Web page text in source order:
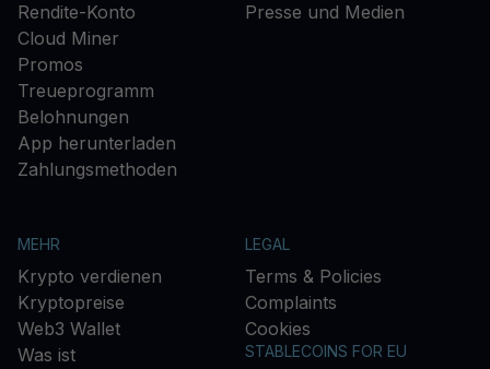
Rendite-Konto
Cloud Miner
Promos
Treueprogramm
Belohnungen
App herunterladen
Zahlungsmethoden
Presse und Medien
MEHR
Krypto verdienen
Kryptopreise
Web3 Wallet
Was ist
LEGAL
Terms & Policies
Complaints
Cookies
STABLECOINS FOR EU